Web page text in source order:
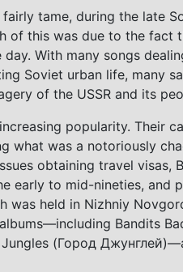
tame, during the late
of this was due to the fact
With many songs
Soviet urban life, many
of the USSR and its
popularity. Their
what was a notoriously
obtaining travel visas,
early to mid-nineties, and
was held in Nizhniy
Bandits
(Город